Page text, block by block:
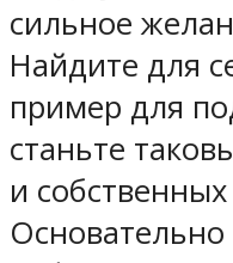
сильное
Найдите для
пример для
станьте
и
Основательно